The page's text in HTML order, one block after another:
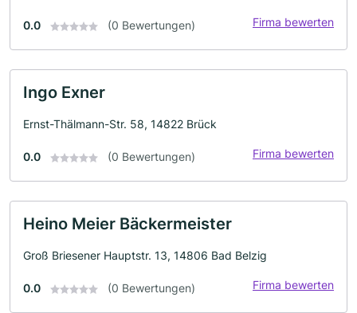
0.0 (0 Bewertungen) Firma bewerten
Ingo Exner
Ernst-Thälmann-Str. 58, 14822 Brück
0.0 (0 Bewertungen) Firma bewerten
Heino Meier Bäckermeister
Groß Briesener Hauptstr. 13, 14806 Bad Belzig
0.0 (0 Bewertungen) Firma bewerten